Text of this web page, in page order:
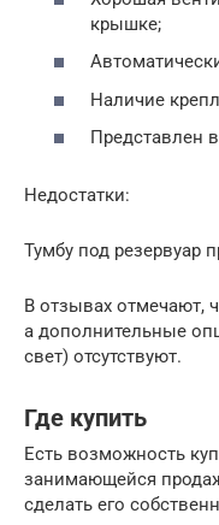
крышке;
Наличие
Представлен
Недостатки:
Тумбу под резервуар
В отзывах отмечают,
а дополнительные
свет) отсутствуют.
Где купить
Есть возможность
занимающейся
сделать его